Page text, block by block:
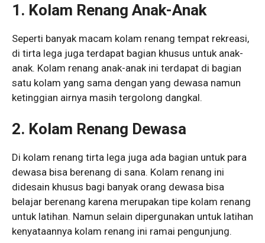
1. Kolam Renang Anak-Anak
Seperti banyak macam kolam renang tempat rekreasi,
di tirta lega juga terdapat bagian khusus untuk anak-
anak. Kolam renang anak-anak ini terdapat di bagian
satu kolam yang sama dengan yang dewasa namun
ketinggian airnya masih tergolong dangkal.
2. Kolam Renang Dewasa
Di kolam renang tirta lega juga ada bagian untuk para
dewasa bisa berenang di sana. Kolam renang ini
didesain khusus bagi banyak orang dewasa bisa
belajar berenang karena merupakan tipe kolam renang
untuk latihan. Namun selain dipergunakan untuk latihan
kenyataannya kolam renang ini ramai pengunjung.